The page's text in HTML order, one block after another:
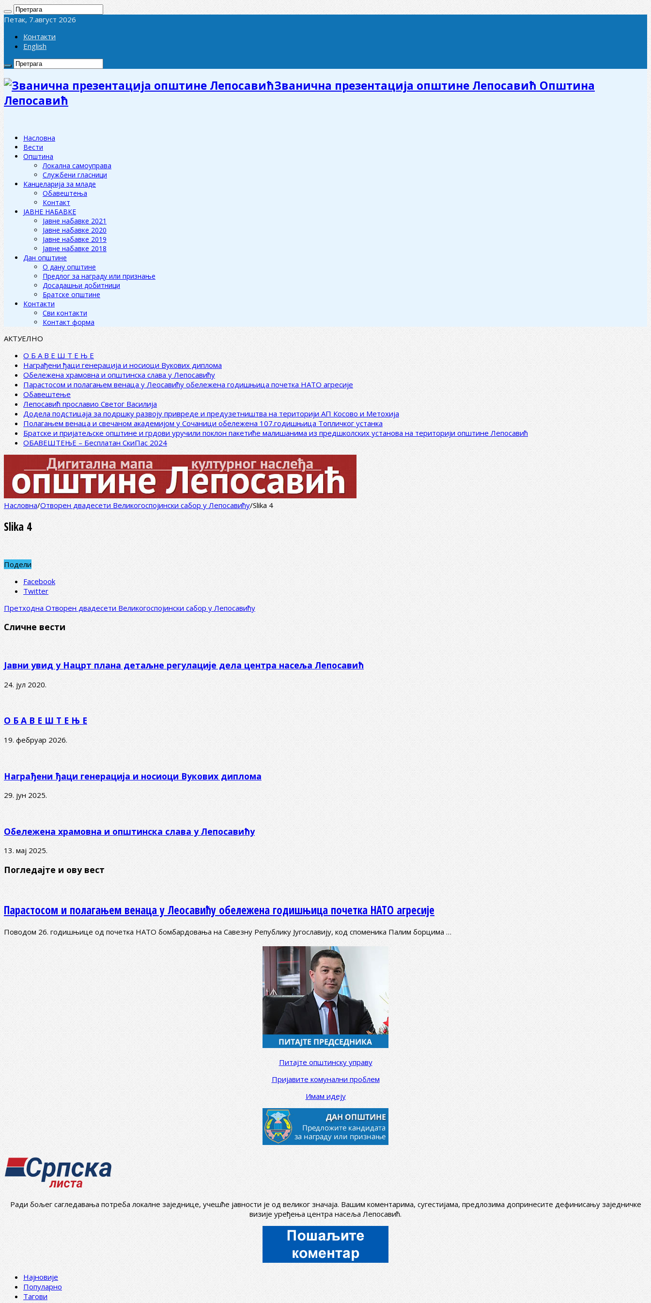
Петак, 7.август 2026
Контакти
English
Званична презентација општине Лепосавић Општина
Лепосавић
Насловна
Вести
Општина
Локална самоуправа
Службени гласници
Канцеларија за младе
Обавештења
Контакт
ЈАВНЕ НАБАВКЕ
Јавне набавке 2021
Јавне набавке 2020
Јавне набавке 2019
Јавне набавке 2018
Дан општине
О дану општине
Предлог за награду или признање
Досадашњи добитници
Братске општине
Контакти
Сви контакти
Контакт форма
АКТУЕЛНО
О Б А В Е Ш Т Е Њ Е
Награђени ђаци генерација и носиоци Вукових диплома
Обележена храмовна и општинска слава у Лепосавићу
Парастосом и полагањем венаца у Леосавићу обележена годишњица почетка НАТО агресије
Обавештење
Лепосавић прославио Светог Василија
Додела подстицаја за подршку развоју привреде и предузетништва на територији АП Косово и Метохија
Полагањем венаца и свечаном академијом у Сочаници обележена 107.годишњица Топличког устанка
Братске и пријатељске општине и грдови уручили поклон пакетиће малишанима из предшколских установа на територији општине Лепосавић
ОБАВЕШТЕЊЕ – Бесплатан СкиПас 2024
Насловна/Отворен двадесети Великогоспојински сабор у Лепосавићу/Slika 4
Slika 4
Подели
Facebook
Twitter
Претходна Отворен двадесети Великогоспојински сабор у Лепосавићу
Сличне вести
Јавни увид у Нацрт плана детаљне регулације дела центра насеља Лепосавић
24. јул 2020.
О Б А В Е Ш Т Е Њ Е
19. фебруар 2026.
Награђени ђаци генерација и носиоци Вукових диплома
29. јун 2025.
Обележена храмовна и општинска слава у Лепосавићу
13. мај 2025.
Погледајте и ову вест
Парастосом и полагањем венаца у Леосавићу обележена годишњица почетка НАТО агресије
Поводом 26. годишњице од почетка НАТО бомбардовања на Савезну Републику Југославију, код споменика Палим борцима …
Питајте општинску управу
Пријавите комунални проблем
Имам идеју
Ради бољег сагледавања потреба локалне заједнице, учешће јавности је од великог значаја. Вашим коментарима, сугестијама, предлозима допринесите дефинисању заједничке
визије уређења центра насеља Лепосавић.
Најновије
Популарно
Тагови